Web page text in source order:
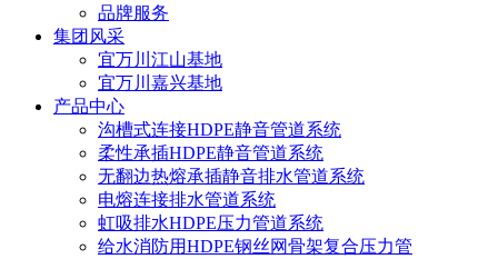
品牌服务
集团风采
宜万川江山基地
宜万川嘉兴基地
产品中心
沟槽式连接HDPE静音管道系统
柔性承插HDPE静音管道系统
无翻边热熔承插静音排水管道系统
电熔连接排水管道系统
虹吸排水HDPE压力管道系统
给水消防用HDPE钢丝网骨架复合压力管